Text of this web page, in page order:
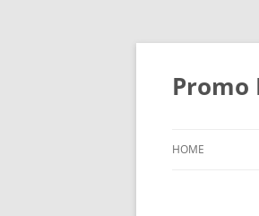
Skip
Promo
HOME